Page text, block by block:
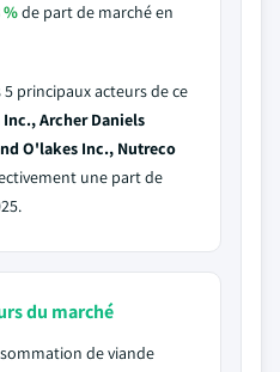
%de part de marché en
5 principaux acteurs de ce
Archer Daniels
O'lakes Inc., Nutreco
une part de
du marché
de viande